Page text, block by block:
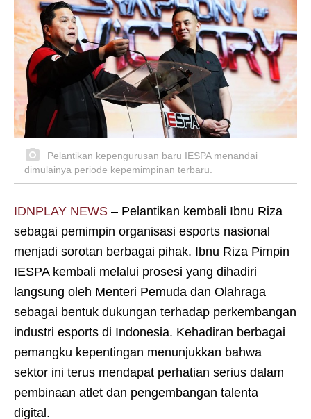
Pelantikan kepengurusan baru IESPA menandai
dimulainya periode kepemimpinan terbaru.
IDNPLAY NEWS – Pelantikan kembali Ibnu Riza
sebagai pemimpin organisasi esports nasional
menjadi sorotan berbagai pihak. Ibnu Riza Pimpin
IESPA kembali melalui prosesi yang dihadiri
langsung oleh Menteri Pemuda dan Olahraga
sebagai bentuk dukungan terhadap perkembangan
industri esports di Indonesia. Kehadiran berbagai
pemangku kepentingan menunjukkan bahwa
sektor ini terus mendapat perhatian serius dalam
pembinaan atlet dan pengembangan talenta
digital.